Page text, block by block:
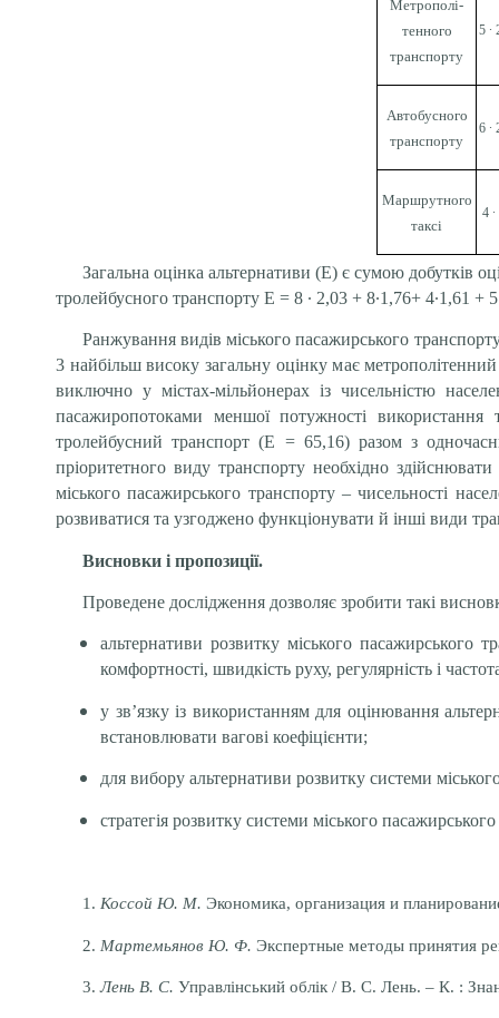
Метрополі­
тенного
транспорту
5 ∙
Автобусного
транспорту
6 ∙
Маршрутного
таксі
4
Загальна оцінка альтернативи (E) є сумою добутків
тролейбусного транспорту E = 8 ∙ 2,03 + 8∙1,76+ 4∙1,61 +
Ранжування видів міського пасажирського
3 найбільш високу загальну оцінку має
виключно у містах-мільйонерах із чисельністю
пасажиропотоками меншої потужності
тролейбусний транспорт (E = 65,16) разом з
пріоритетного виду транспорту необхідно
міського пасажирського транспорту – чисельності
розвиватися та узгоджено функціонувати й інші види
Висновки і пропозиції.
Проведене дослідження дозволяє зробити такі
альтернативи розвитку міського пасажирського
комфортності, швидкість руху, регулярність і
у зв’язку із використанням для оцінювання
встановлювати вагові коефіцієнти;
для вибору альтернативи розвитку системи
стратегія розвитку системи міського
1. Коссой Ю. М. Экономика, организация и
2. Мартемьянов Ю. Ф. Экспертные методы принятия
3.Лень В. С. Управлінський облік / В. С. Лень. – К. :